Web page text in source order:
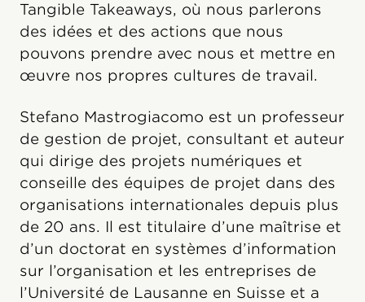
Tangible Takeaways, où nous parlerons
des idées et des actions que nous
pouvons prendre avec nous et mettre en
œuvre nos propres cultures de travail.
Stefano Mastrogiacomo est un professeur
de gestion de projet, consultant et auteur
qui dirige des projets numériques et
conseille des équipes de projet dans des
organisations internationales depuis plus
de 20 ans. Il est titulaire d’une maîtrise et
d’un doctorat en systèmes d’information
sur l’organisation et les entreprises de
l’Université de Lausanne en Suisse et a